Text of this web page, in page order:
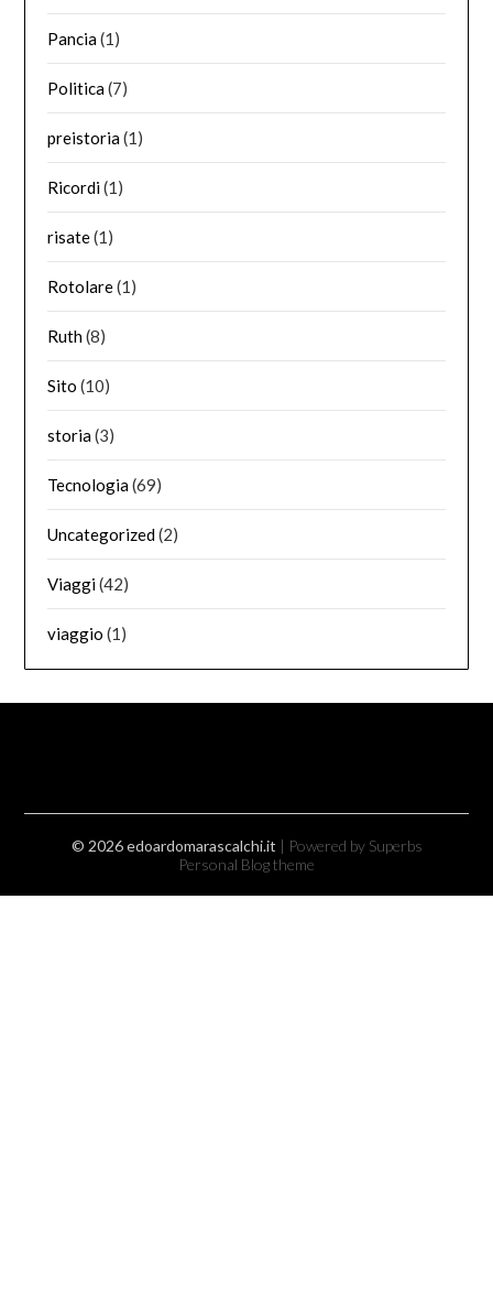
Pancia(1)
Politica(7)
preistoria(1)
Ricordi(1)
risate(1)
Rotolare(1)
Ruth(8)
Sito (10)
storia(3)
Tecnologia(69)
Uncategorized(2)
Viaggi(42)
viaggio (1)
© 2026 edoardomarascalchi.it | Powered by Superbs
Personal Blog theme